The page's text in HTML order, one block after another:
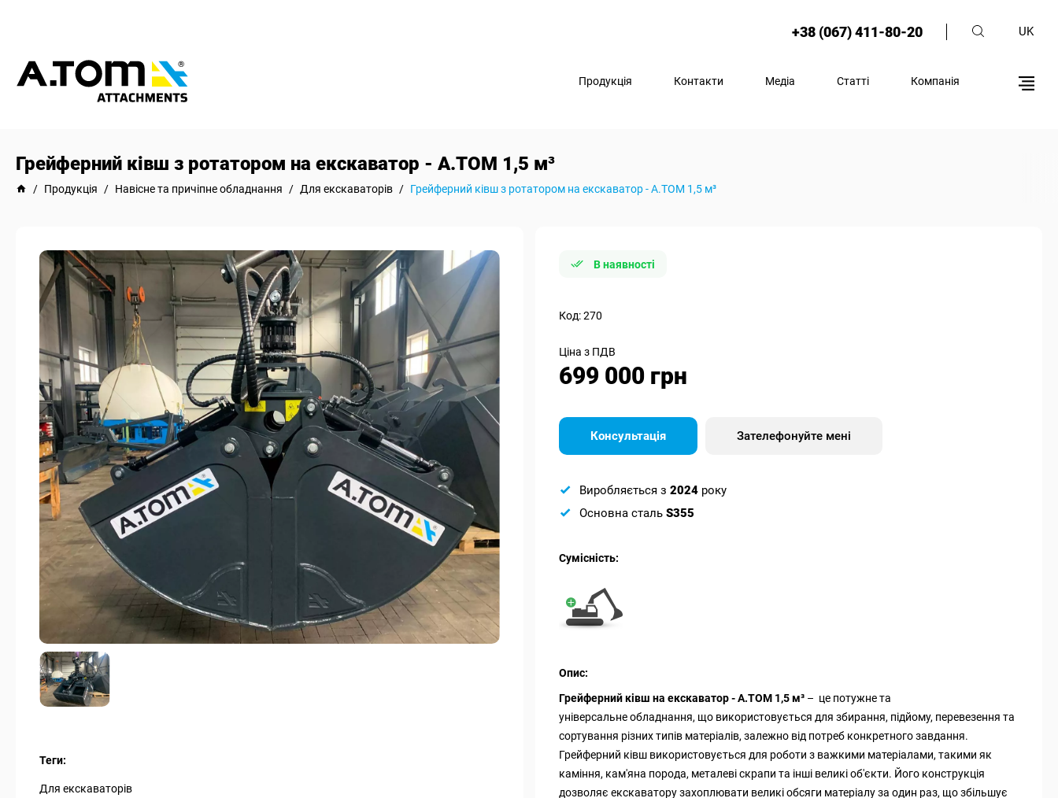
+38 (067) 411-80-20 UK
Продукція Контакти Медіа Статті Компанія
Грейферний ківш з ротатором на екскаватор - А.ТОМ 1,5 м³
/ Продукція / Навісне та причіпне обладнання / Для екскаваторів / Грейферний ківш з ротатором на екскаватор - А.ТОМ 1,5 м³
Теги:
Для екскаваторів
В наявності
Код: 270
Ціна з ПДВ
699 000 грн
Консультація Зателефонуйте мені
Виробляється з 2024 року
Основна сталь S355
Сумісність:
Опис:
Грейферний ківш на екскаватор - А.ТОМ 1,5 м³ – це потужне та
універсальне обладнання, що використовується для збирання, підйому, перевезення та
сортування різних типів матеріалів, залежно від потреб конкретного завдання.
Грейферний ківш використовується для роботи з важкими матеріалами, такими як
каміння, кам'яна порода, металеві скрапи та інші великі об'єкти. Його конструкція
дозволяє екскаватору захоплювати великі обсяги матеріалу за один раз, що збільшує